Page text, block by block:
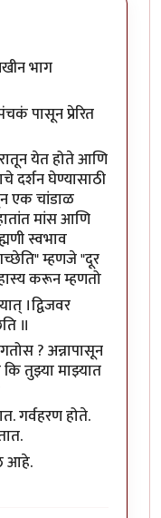
भाग
पासून प्रेरित
येत होते आणि
दर्शन घेण्यासाठी
एक चांडाळ
मांस आणि
स्वभाव
म्हणजे "दूर
करून म्हणतो
।द्विजवर
॥
? अन्नापासून
कि तुझ्या माझ्यात
गर्वहरण होते.
आहे.